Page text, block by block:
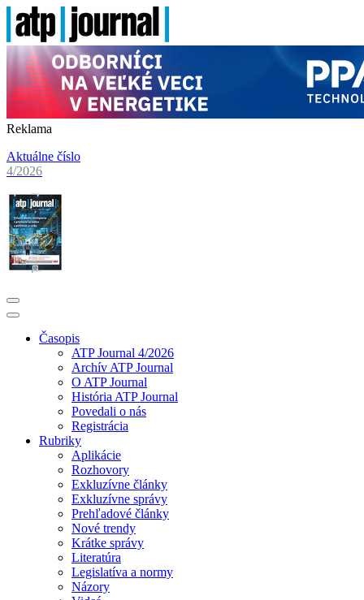
Reklama
Aktuálne číslo
4/2026
Časopis
ATP Journal 4/2026
Archív ATP Journal
O ATP Journal
História ATP Journal
Povedali o nás
Registrácia
Rubriky
Aplikácie
Rozhovory
Exkluzívne články
Exkluzívne správy
Prehľadové články
Nové trendy
Krátke správy
Literatúra
Legislatíva a normy
Názory